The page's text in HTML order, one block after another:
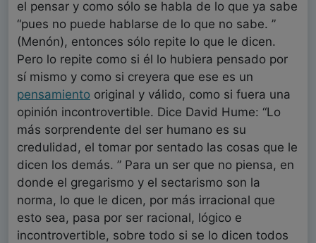
el pensar y como sólo se habla de lo que ya sabe
“pues no puede hablarse de lo que no sabe. ”
(Menón), entonces sólo repite lo que le dicen.
Pero lo repite como si él lo hubiera pensado por
sí mismo y como si creyera que ese es un
pensamiento original y válido, como si fuera una
opinión incontrovertible. Dice David Hume: “Lo
más sorprendente del ser humano es su
credulidad, el tomar por sentado las cosas que le
dicen los demás. ” Para un ser que no piensa, en
donde el gregarismo y el sectarismo son la
norma, lo que le dicen, por más irracional que
esto sea, pasa por ser racional, lógico e
incontrovertible, sobre todo si se lo dicen todos